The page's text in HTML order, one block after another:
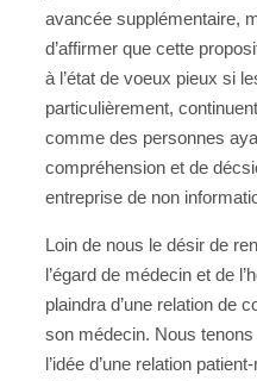
avancée supplémentaire,
d’affirmer que cette
à l’état de voeux pieux si
particulièrement,
comme des personnes
compréhension et de
entreprise de non
Loin de nous le désir de
l’égard de médecin et de
plaindra d’une relation de
son médecin. Nous
l’idée d’une relation